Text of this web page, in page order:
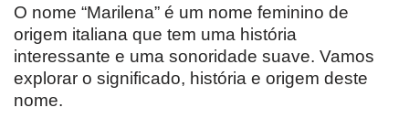
O nome “Marilena” é um nome feminino de
origem italiana que tem uma história
interessante e uma sonoridade suave. Vamos
explorar o significado, história e origem deste
nome.